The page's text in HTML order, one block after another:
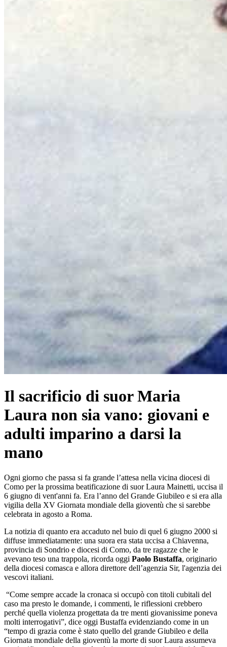
Il sacrificio di suor Maria
Laura non sia vano: giovani e
adulti imparino a darsi la
mano
Ogni giorno che passa si fa grande l’attesa nella vicina diocesi di
Como per la prossima beatificazione di suor Laura Mainetti, uccisa il
6 giugno di vent'anni fa. Era l’anno del Grande Giubileo e si era alla
vigilia della XV Giornata mondiale della gioventù che si sarebbe
celebrata in agosto a Roma.
La notizia di quanto era accaduto nel buio di quel 6 giugno 2000 si
diffuse immediatamente: una suora era stata uccisa a Chiavenna,
provincia di Sondrio e diocesi di Como, da tre ragazze che le
avevano teso una trappola, ricorda oggi Paolo Bustaffa, originario
della diocesi comasca e allora direttore dell’agenzia Sir, l'agenzia dei
vescovi italiani.
“Come sempre accade la cronaca si occupò con titoli cubitali del
caso ma presto le domande, i commenti, le riflessioni crebbero
perché quella violenza progettata da tre menti giovanissime poneva
molti interrogativi”, dice oggi Bustaffa evidenziando come in un
“tempo di grazia come è stato quello del grande Giubileo e della
Giornata mondiale della gioventù la morte di suor Laura assumeva